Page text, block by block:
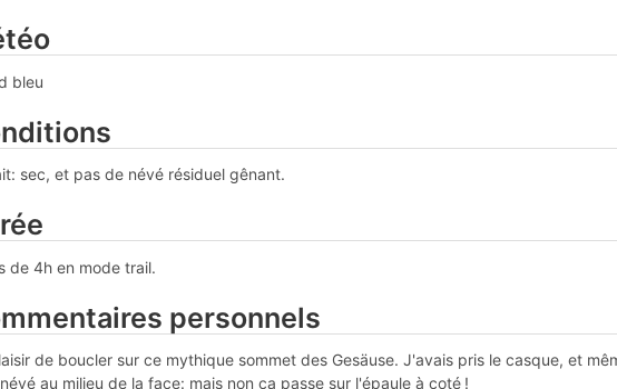
bleu
sec, et pas de névé résiduel gênant.
de 4h en mode trail.
personnels
de boucler sur ce mythique sommet des Gesäuse. J'avais pris le casque, et
au milieu de la face: mais non ça passe sur l'épaule à coté !